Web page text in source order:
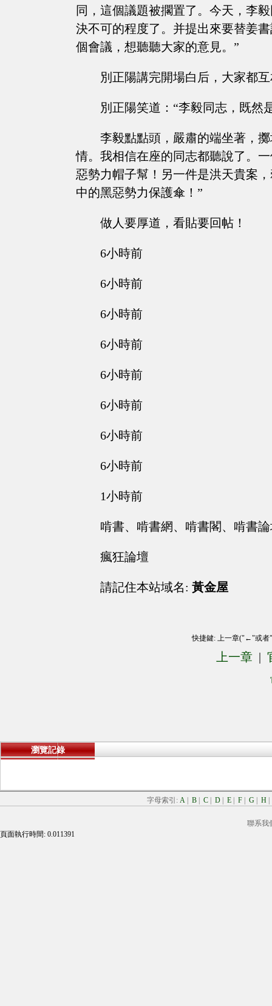
同，這個議題被擱置了。今天，李
決不可的程度了。并提出來要替姜
個會議，想聽聽大家的意見。”
別正陽講完開場白后，大家都
別正陽笑道：“李毅同志，既然
李毅點點頭，嚴肅的端坐著，
情。我相信在座的同志都聽說了。
惡勢力帽子幫！另一件是洪天貴案
中的黑惡勢力保護傘！”
做人要厚道，看貼要回帖！
6小時前
6小時前
6小時前
6小時前
6小時前
6小時前
6小時前
6小時前
1小時前
啃書、啃書網、啃書閣、啃書
瘋狂論壇
請記住本站域名: 黃金屋
快捷鍵: 上一章("←"或
上一章 |
瀏覽記錄
字母索引: A B C D E F G H
聯系我
頁面執行時間: 0.011391